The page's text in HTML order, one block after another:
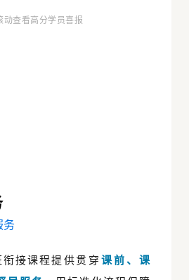
动查看高分学员喜报
务
衔接课程提供贯穿课前、课